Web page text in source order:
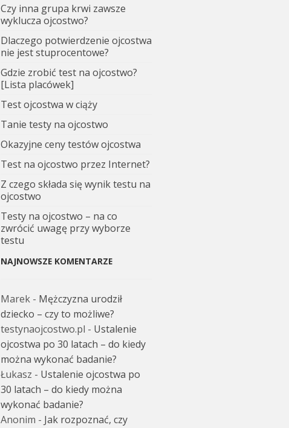
Czy inna grupa krwi zawsze
wyklucza ojcostwo?
Dlaczego potwierdzenie ojcostwa
nie jest stuprocentowe?
Gdzie zrobić test na ojcostwo?
[Lista placówek]
Test ojcostwa w ciąży
Tanie testy na ojcostwo
Okazyjne ceny testów ojcostwa
Test na ojcostwo przez Internet?
Z czego składa się wynik testu na
ojcostwo
Testy na ojcostwo – na co
zwrócić uwagę przy wyborze
testu
NAJNOWSZE KOMENTARZE
Marek - Mężczyzna urodził
dziecko – czy to możliwe?
testynaojcostwo.pl - Ustalenie
ojcostwa po 30 latach – do kiedy
można wykonać badanie?
Łukasz - Ustalenie ojcostwa po
30 latach – do kiedy można
wykonać badanie?
Anonim - Jak rozpoznać, czy